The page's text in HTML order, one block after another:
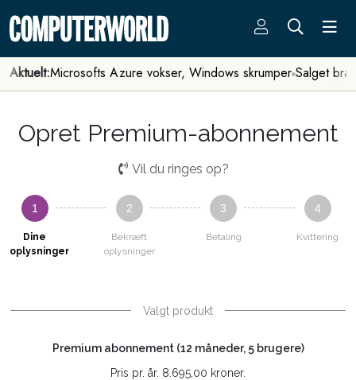
Aktuelt:Microsofts Azure vokser, Windows skrumper Salget
Opret Premium-abonnement
Vil du ringes op?
1
Dine
oplysninger
2
Bekræft
oplysninger
3
Betaling
4
Kvittering
Valgt produkt
Premium abonnement (12 måneder, 5 brugere)
Pris pr. år. 8.695,00 kroner.